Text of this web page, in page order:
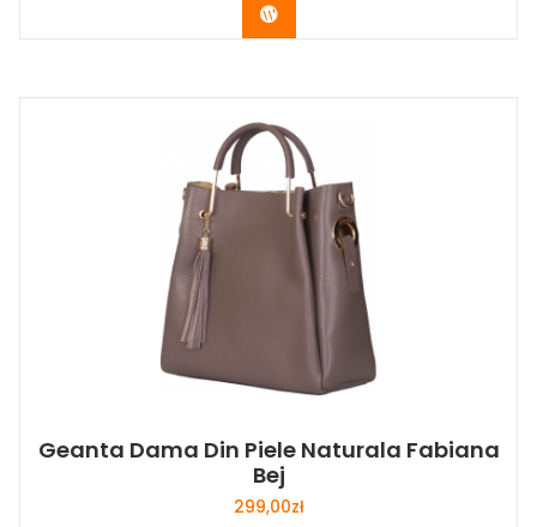
Buy Now
Geanta Dama Din Piele Naturala Fabiana
Bej
299,00zł